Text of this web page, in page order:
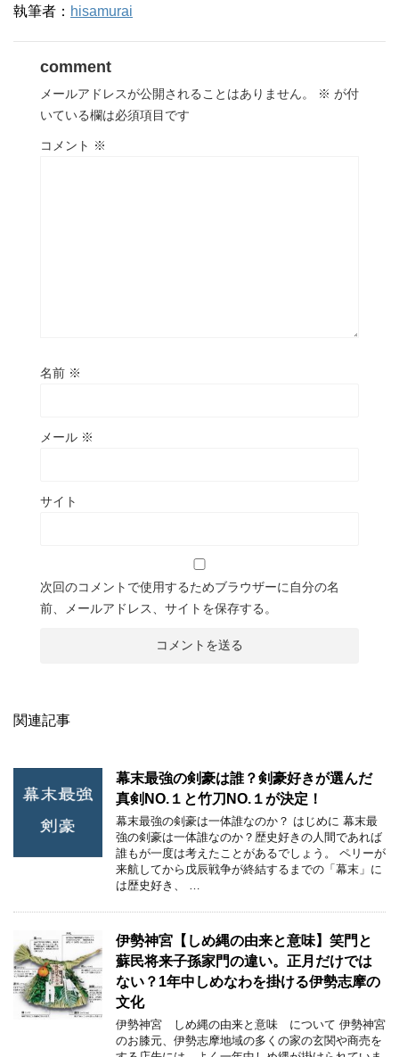
執筆者： hisamurai
comment
メールアドレスが公開されることはありません。 ※ が付
いている欄は必須項目です
コメント ※
名前 ※
メール ※
サイト
次回のコメントで使用するためブラウザーに自分の名
前、メールアドレス、サイトを保存する。
関連記事
幕末最強の剣豪は誰？剣豪好きが選んだ
真剣NO.１と竹刀NO.１が決定！
幕末最強の剣豪は一体誰なのか？ はじめに 幕末最
強の剣豪は一体誰なのか？歴史好きの人間であれば
誰もが一度は考えたことがあるでしょう。 ペリーが
来航してから戊辰戦争が終結するまでの「幕末」に
は歴史好き、 …
伊勢神宮【しめ縄の由来と意味】笑門と
蘇民将来子孫家門の違い。正月だけでは
ない？1年中しめなわを掛ける伊勢志摩の
文化
伊勢神宮 しめ縄の由来と意味 について 伊勢神宮
のお膝元、伊勢志摩地域の多くの家の玄関や商売を